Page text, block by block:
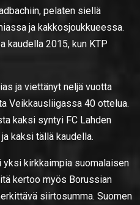
pelaten siellä
ja kakkosjoukkueessa.
kaudella 2015, kun KTP
ja viettänyt neljä vuotta
Veikkausliigassa 40 ottelua.
kaksi syntyi FC Lahden
kaksi tällä kaudella.
yksi kirkkaimpia suomalaisen
kertoo myös Borussian
siirtosumma. Suomen